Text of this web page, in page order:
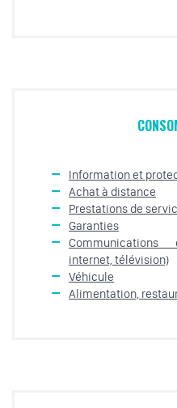
Information et
Achat à distance
Prestations de
Garanties
Communications
internet, télévision)
Véhicule
Alimentation,